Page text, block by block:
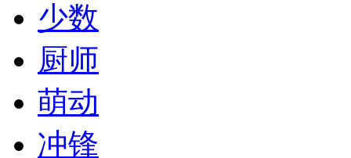
少数
厨师
萌动
冲锋